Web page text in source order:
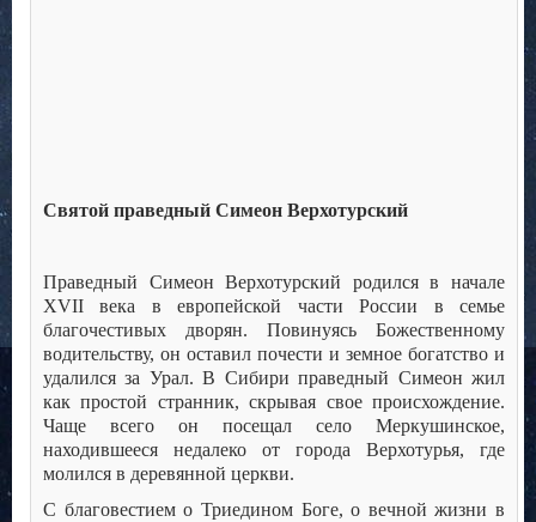
Святой праведный Симеон Верхотурский
Праведный Симеон Верхотурский родился в начале
XVII века в европейской части России в семье
благочестивых дворян. Повинуясь Божественному
водительству, он оставил почести и земное богатство и
удалился за Урал. В Сибири праведный Симеон жил
как простой странник, скрывая свое происхождение.
Чаще всего он посещал село Меркушинское,
находившееся недалеко от города Верхотурья, где
молился в деревянной церкви.
С благовестием о Триедином Боге, о вечной жизни в